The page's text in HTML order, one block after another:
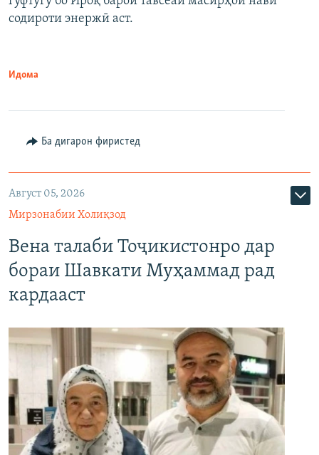
содироти энержӣ аст.
Идома
Ба дигарон фиристед
Август 05, 2026
Мирзонабии Холиқзод
Вена талаби Тоҷикистонро дар
бораи Шавкати Муҳаммад рад
кардааст